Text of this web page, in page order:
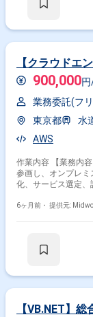
【クラウドエ
900,000円
業務委託(フ
東京都
水
AWS
作業内容 【業務内容】 大手商社グループのクラウド移行プロジェ
参画し、オンプレミ
化、サービス選定、設計
6ヶ月前・ 提供元:
【VB.NET】